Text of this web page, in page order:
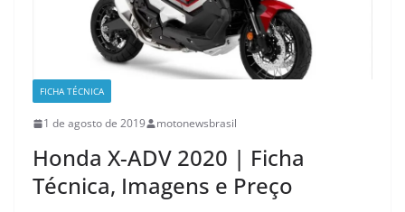
FICHA TÉCNICA
1 de agosto de 2019 motonewsbrasil
Honda X-ADV 2020 | Ficha
Técnica, Imagens e Preço